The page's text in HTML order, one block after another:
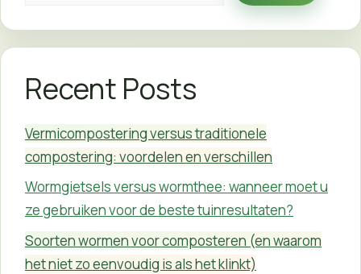
Recent Posts
Vermicompostering versus traditionele
compostering: voordelen en verschillen
Wormgietsels versus wormthee: wanneer moet u
ze gebruiken voor de beste tuinresultaten?
Soorten wormen voor composteren (en waarom
het niet zo eenvoudig is als het klinkt)